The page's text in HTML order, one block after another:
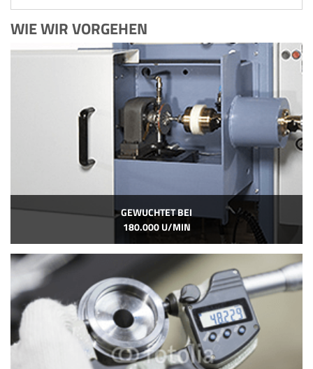
WIE WIR VORGEHEN
GEWUCHTET BEI
180.000 U/MIN